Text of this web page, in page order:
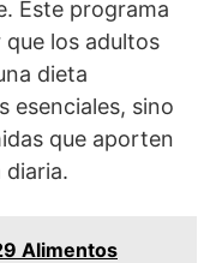
Este programa
los adultos
dieta
esenciales, sino
que aporten
diaria.
Alimentos